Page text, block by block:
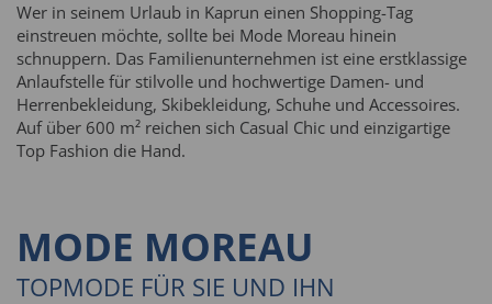
Wer in seinem Urlaub in Kaprun einen Shopping-Tag
einstreuen möchte, sollte bei Mode Moreau hinein
schnuppern. Das Familienunternehmen ist eine erstklassige
Anlaufstelle für stilvolle und hochwertige Damen- und
Herrenbekleidung, Skibekleidung, Schuhe und Accessoires.
Auf über 600 m² reichen sich Casual Chic und einzigartige
Top Fashion die Hand.
MODE MOREAU
TOPMODE FÜR SIE UND IHN